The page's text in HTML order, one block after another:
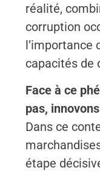
réalité,
corruption
l’importance
capacités de
Face à ce
pas,
Dans ce
étape